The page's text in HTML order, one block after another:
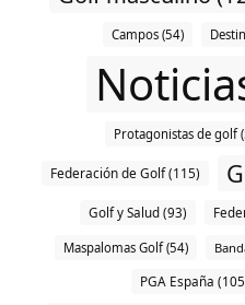
Campos (54)
Protagonistas de golf
Federación de Golf (115)
Golf y Salud (93)
Maspalomas Golf (54)
PGA España